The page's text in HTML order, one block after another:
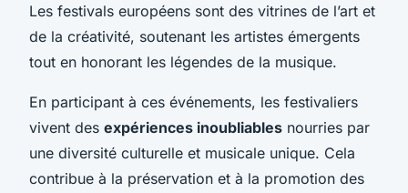
Les festivals européens sont des vitrines de l’art et
de la créativité, soutenant les artistes émergents
tout en honorant les légendes de la musique.
En participant à ces événements, les festivaliers
vivent des expériences inoubliables nourries par
une diversité culturelle et musicale unique. Cela
contribue à la préservation et à la promotion des